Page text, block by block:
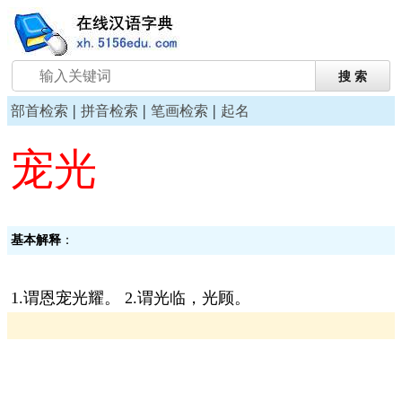
部首检索 | 拼音检索 | 笔画检索 | 起名
宠光
基本解释 ：
1.谓恩宠光耀。 2.谓光临，光顾。